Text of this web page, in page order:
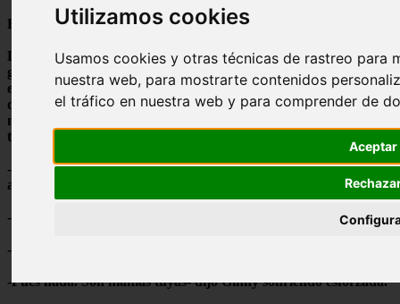
Utilizamos cookies
Usamos cookies y otras técnicas de rastreo para
nuestra web, para mostrarte contenidos
el tráfico en nuestra web y para comprender de
Aceptar
Harry Potter.
La castaña estaba muy feliz de la carta, esta conteniendo las
ganas de gritar. Mientras tanto como siempre Ginny se
escapaba para irse a casa de Malfoy, que era su novio, por
decirlo así. Esa noche se amaron como siempre, pero Draco le
noto a Ginny algo mas tensa, cuando siempre le hacia mimos y
todo lo demas, pero no esta vez es diferente.
-¿Qué te ocurre?-dijo el rubio contemplando con sus ojos grises
a Ginny, pero ella no sabia que contestar.
-¿A mi?-dijo Ginny algo tensa.
-Claro. ¿A quien sino?-dijo Draco algo extrañado.
-Pues nada. Son manias tuyas- dijo Ginny sonriendo esforzada.